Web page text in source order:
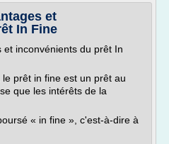
et
In Fine
et inconvénients du prêt In
prêt in fine est un prêt au
que les intérêts de la
« in fine », c'est-à-dire à